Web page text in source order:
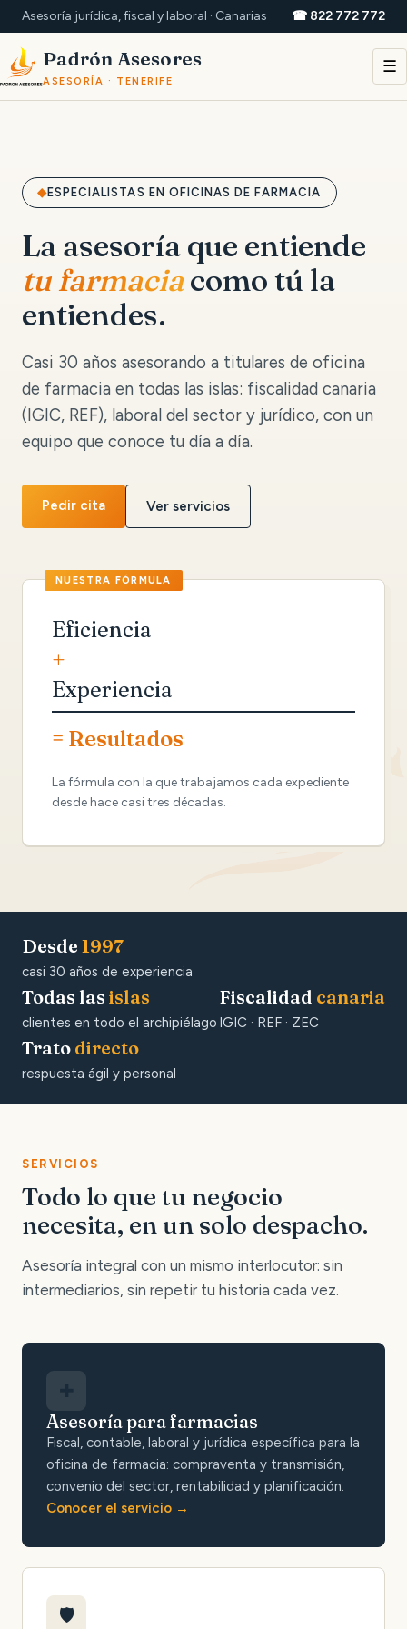
Asesoría jurídica, fiscal y laboral · Canarias ☎ 822 772 772
Padrón Asesores
ASESORÍA · TENERIFE
☰
ESPECIALISTAS EN OFICINAS DE FARMACIA
La asesoría que entiende
tu farmaciacomo tú la
entiendes.
Casi 30 años asesorando a titulares de oficina
de farmacia en todas las islas: fiscalidad canaria
(IGIC, REF), laboral del sector y jurídico, con un
equipo que conoce tu día a día.
Pedir cita Ver servicios
Eficiencia
+
Experiencia
= Resultados
La fórmula con la que trabajamos cada expediente
desde hace casi tres décadas.
Desde 1997
casi 30 años de experiencia
Todas las islas
clientes en todo el archipiélago
Fiscalidad canaria
IGIC · REF · ZEC
Trato directo
respuesta ágil y personal
SERVICIOS
Todo lo que tu negocio
necesita, en un solo despacho.
Asesoría integral con un mismo interlocutor: sin
intermediarios, sin repetir tu historia cada vez.
Asesoría para farmacias
Fiscal, contable, laboral y jurídica específica para la
oficina de farmacia: compraventa y transmisión,
convenio del sector, rentabilidad y planificación.
Conocer el servicio
🛡️